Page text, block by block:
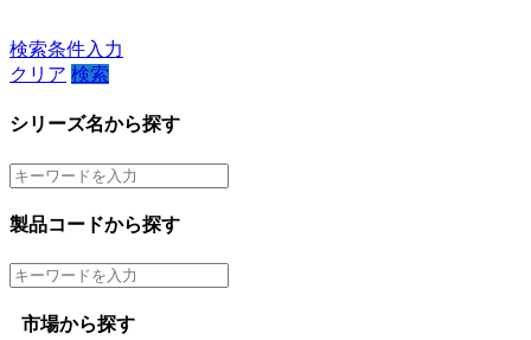
検索条件入力
クリア 検索
シリーズ名から探す
製品コードから探す
市場から探す